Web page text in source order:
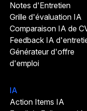
Notes d'Entretien
Grille d'évaluation IA
Comparaison IA de
Feedback IA
Générateur d'offre
d'emploi
IA
Action Items IA